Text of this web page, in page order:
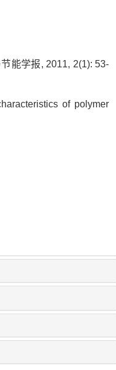
能学报, 2011, 2(1): 53-
of polymer